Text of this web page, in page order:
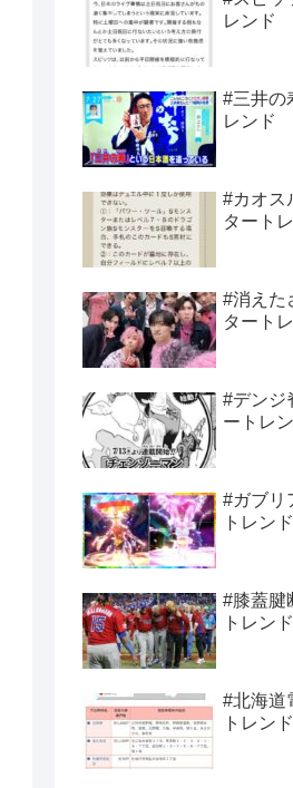
レンド
#三井の
レンド
#カオス
タート
#消えた
タート
#デンジ
ートレ
#ガブリ
トレンド
#膝蓋腱
トレンド
#北海道
トレンド